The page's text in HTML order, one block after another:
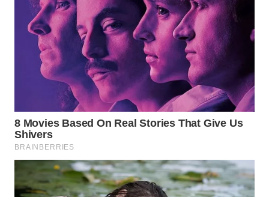
WN
BOGOR
WN
DEPOK
WN
TAPANULI
UTARA
WN
SAMOSIR